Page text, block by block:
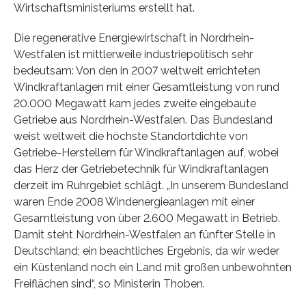
Wirtschaftsministeriums erstellt hat.
Die regenerative Energiewirtschaft in Nordrhein-
Westfalen ist mittlerweile industriepolitisch sehr
bedeutsam: Von den in 2007 weltweit errichteten
Windkraftanlagen mit einer Gesamtleistung von rund
20.000 Megawatt kam jedes zweite eingebaute
Getriebe aus Nordrhein-Westfalen. Das Bundesland
weist weltweit die höchste Standortdichte von
Getriebe-Herstellern für Windkraftanlagen auf, wobei
das Herz der Getriebetechnik für Windkraftanlagen
derzeit im Ruhrgebiet schlägt. „In unserem Bundesland
waren Ende 2008 Windenergieanlagen mit einer
Gesamtleistung von über 2.600 Megawatt in Betrieb.
Damit steht Nordrhein-Westfalen an fünfter Stelle in
Deutschland; ein beachtliches Ergebnis, da wir weder
ein Küstenland noch ein Land mit großen unbewohnten
Freiflächen sind“, so Ministerin Thoben.